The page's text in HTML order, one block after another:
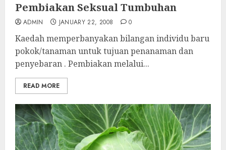
Pembiakan Seksual Tumbuhan
ADMIN JANUARY 22, 2008 0
Kaedah memperbanyakan bilangan individu baru
pokok/tanaman untuk tujuan penanaman dan
penyebaran . Pembiakan melalui...
READ MORE